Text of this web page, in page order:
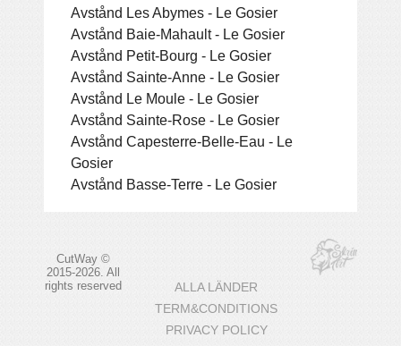
Avstånd Les Abymes - Le Gosier
Avstånd Baie-Mahault - Le Gosier
Avstånd Petit-Bourg - Le Gosier
Avstånd Sainte-Anne - Le Gosier
Avstånd Le Moule - Le Gosier
Avstånd Sainte-Rose - Le Gosier
Avstånd Capesterre-Belle-Eau - Le
Gosier
Avstånd Basse-Terre - Le Gosier
CutWay ©
2015-2026. All
rights reserved
ALLA LÄNDER
TERM&CONDITIONS
PRIVACY POLICY